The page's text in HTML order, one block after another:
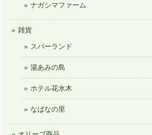
ナガシマファーム
雑貨
スパーランド
湯あみの島
ホテル花水木
なばなの里